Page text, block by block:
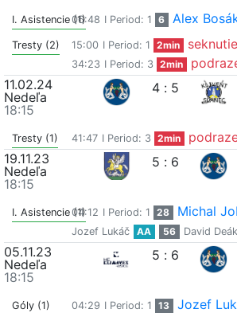
I. Asistencie (1)06:48 I Period: 1 6 Alex
Tresty (2) 15:00 I Period: 1 2min seknutie
34:23 I Period: 3 2min
11.02.24
Nedeľa
18:15
4 : 5
Tresty (1) 41:47 I Period: 3 2min
19.11.23
Nedeľa
18:15
5 : 6
I. Asistencie (1)04:12 I Period: 1 28 Michal
Jozef Lukáč
AA 56 David Deák
05.11.23
Nedeľa
18:15
5 : 6
Góly (1) 04:29 I Period: 1 13
Jozef